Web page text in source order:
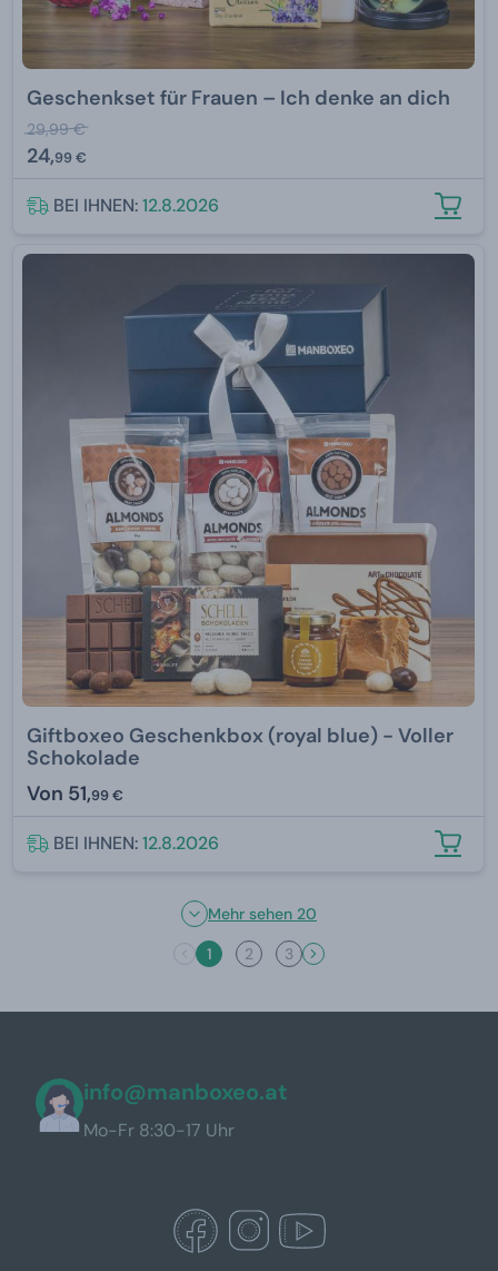
Geschenkset für Frauen – Ich denke an dich
29,99 €
24,99 €
BEI IHNEN:12.8.2026
Giftboxeo Geschenkbox (royal blue) - Voller
Schokolade
Von 51,99 €
BEI IHNEN:12.8.2026
Mehr sehen 20
1
2 3
info@manboxeo.at
Mo-Fr 8:30-17 Uhr